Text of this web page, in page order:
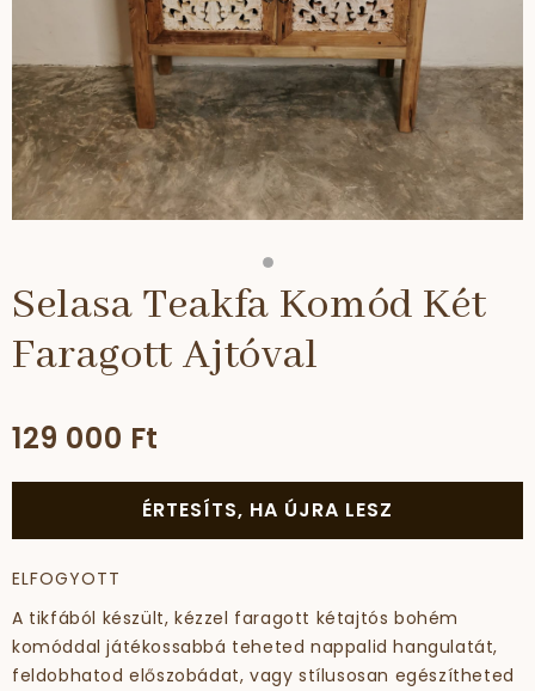
Selasa Teakfa Komód Két
Faragott Ajtóval
129 000 Ft
ÉRTESÍTS, HA ÚJRA LESZ
ELFOGYOTT
A tikfából készült, kézzel faragott kétajtós bohém
komóddal játékossabbá teheted nappalid hangulatát,
feldobhatod előszobádat, vagy stílusosan egészítheted